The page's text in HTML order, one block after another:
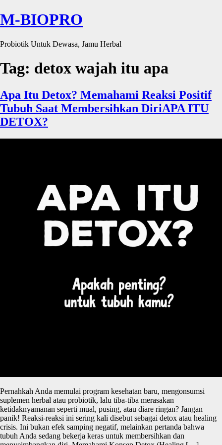
M-BIOPRO
Probiotik Untuk Dewasa, Jamu Herbal
Tag: detox wajah itu apa
Apa Itu Detox? Memahami Reaksi Positif
Tubuh Saat Membersihkan DiriAPA ITU
DETOX?
Pernahkah Anda memulai program kesehatan baru, mengonsumsi
suplemen herbal atau probiotik, lalu tiba-tiba merasakan
ketidaknyamanan seperti mual, pusing, atau diare ringan? Jangan
panik! Reaksi-reaksi ini sering kali disebut sebagai detox atau healing
crisis. Ini bukan efek samping negatif, melainkan pertanda bahwa
tubuh Anda sedang bekerja keras untuk membersihkan dan